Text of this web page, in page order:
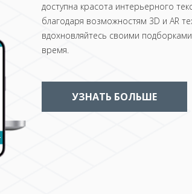
доступна красота интерьерного
благодаря возможностям 3D и AR
вдохновляйтесь своими
время.
УЗНАТЬ БОЛЬШЕ